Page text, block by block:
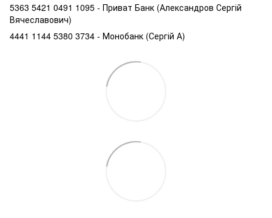
5363 5421 0491 1095 - Приват Банк (Александров Сергій
Вячеславович)
4441 1144 5380 3734 - Монобанк (Сергій А)